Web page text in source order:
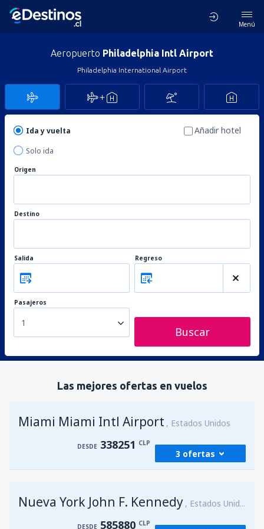
Menú
Aeropuerto Philadelphia Intl Airport
Philadelphia International Airport
Ida y vuelta
Solo ida
Añadir hotel
Origen
Destino
Salida Regreso
Pasajeros
1
Buscar
Las mejores ofertas en vuelos
Miami Miami Intl Airport Estados Unidos
DESDE 338251 CLP
3 ofertas
Benitez (SCL)
Nueva York John F. Kennedy Estados Unidos
DESDE 585880 CLP